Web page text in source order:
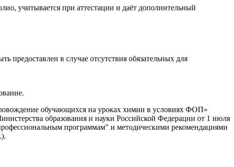
учитывается при аттестации и даёт дополнительный
в случае отсутствия обязательных для
обучающихся на уроках химии в условиях ФОП»
образования и науки Российской Федерации от 1 июля
программам" и методическими рекомендациями